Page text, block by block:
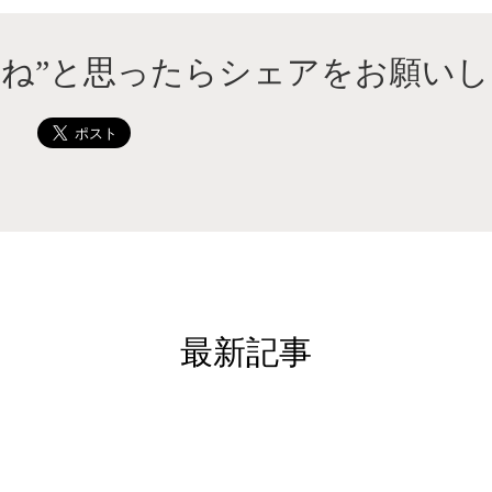
”と思ったらシェアをお願い
最新記事